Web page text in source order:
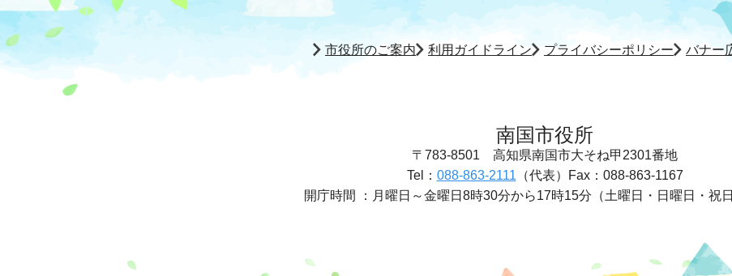
市役所のご案内 利用ガイドライン プライバシーポリシー バナー
南国市役所
〒783-8501 高知県南国市大そね甲2301番地
Tel： 088-863-2111 （代表）
Fax：088-863-1167
開庁時間 ： 月曜日～金曜日8時30分から17時15分 （土曜日・日曜日・祝